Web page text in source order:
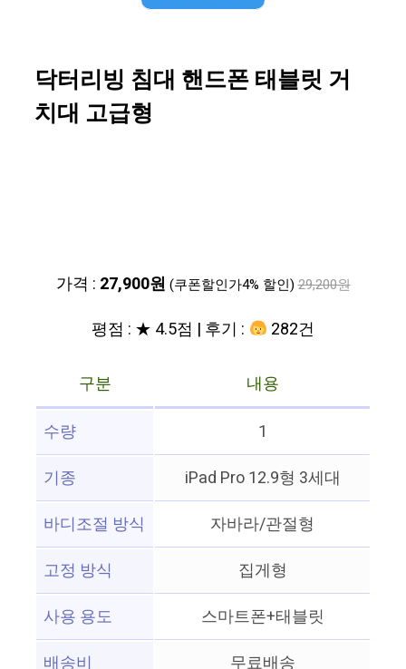
닥터리빙 침대 핸드폰 태블릿 거
치대 고급형
가격 : 27,900원 (쿠폰할인가4% 할인) 29,200원
평점 : ★ 4.5점 | 후기 : 282건
구분
내용
수량
1
기종
iPad Pro 12.9형 3세대
바디조절 방식
자바라/관절형
고정 방식
집게형
사용 용도
스마트폰+태블릿
배송비
무료배송